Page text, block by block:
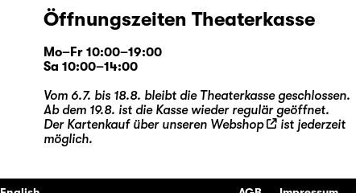
Öffnungszeiten Theaterkasse
Mo–Fr 10:00–19:00
Sa 10:00–14:00
Vom 6.7. bis 18.8. bleibt die Theaterkasse geschlossen.
Ab dem 19.8. ist die Kasse wieder regulär geöffnet.
Der Kartenkauf über unseren Webshop
ist jederzeit
möglich.